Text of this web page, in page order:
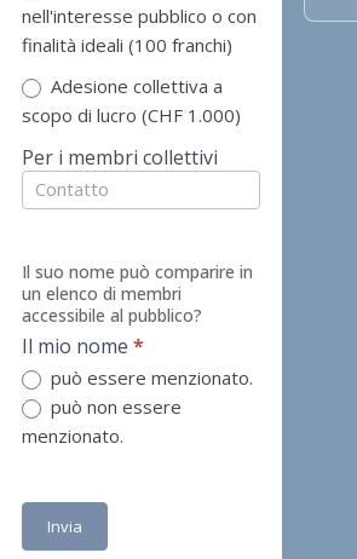
nell'interesse pubblico o con
finalità ideali (100 franchi)
Adesione collettiva a
scopo di lucro (CHF 1.000)
Per i membri collettivi
Il suo nome può comparire in
un elenco di membri
accessibile al pubblico?
Il mio nome *
può essere menzionato.
può non essere
menzionato.
Invia